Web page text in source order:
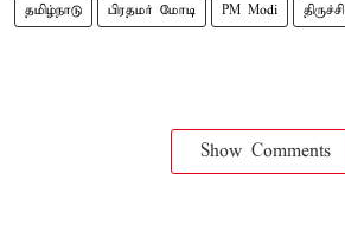
தமிழ்நாடு பிரதமர் மோடி PM Modi திருச்சி
Show Comments